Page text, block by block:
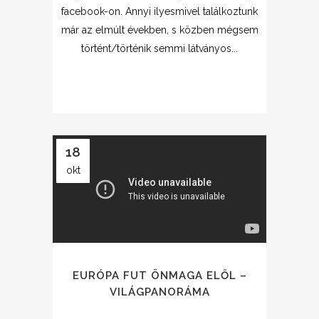
facebook-on. Annyi ilyesmivel találkoztunk
már az elmúlt években, s közben mégsem
történt/történik semmi látványos...
18
okt
EURÓPA FUT ÖNMAGA ELŐL –
VILÁGPANORÁMA